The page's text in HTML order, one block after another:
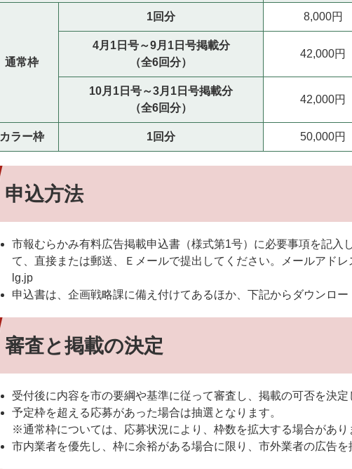
通常枠
1回分 8,000円
4月1日号～9月1日号掲載分
（全6回分）
42,000円
10月1日号～3月1日号掲載分
（全6回分）
42,000円
カラー枠 1回分 50,000円
申込方法
市報むらかみ有料広告掲載申込書（様式第1号）に必要事項を記入
て、直接または郵送、Ｅメールで提出してください。メールアド
lg.jp
申込書は、企画戦略課に備え付けてあるほか、下記からダウンロー
審査と掲載の決定
受付後に内容を市の要綱や基準に従って審査し、掲載の可否を決定
予定枠を超える応募があった場合は抽選となります。
※通常枠については、応募状況により、枠数を拡大する場合があり
市内業者を優先し、枠に余裕がある場合に限り、市外業者の広告を